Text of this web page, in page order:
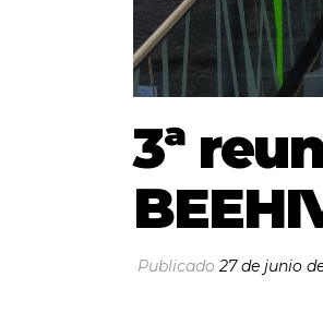
3ª
Publicado27 de junio